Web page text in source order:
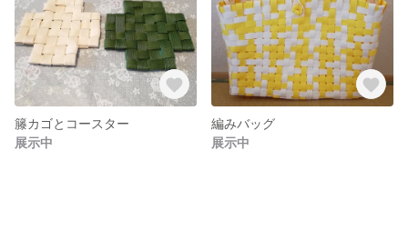
籐カゴとコースター
展示中
編みバッグ
展示中